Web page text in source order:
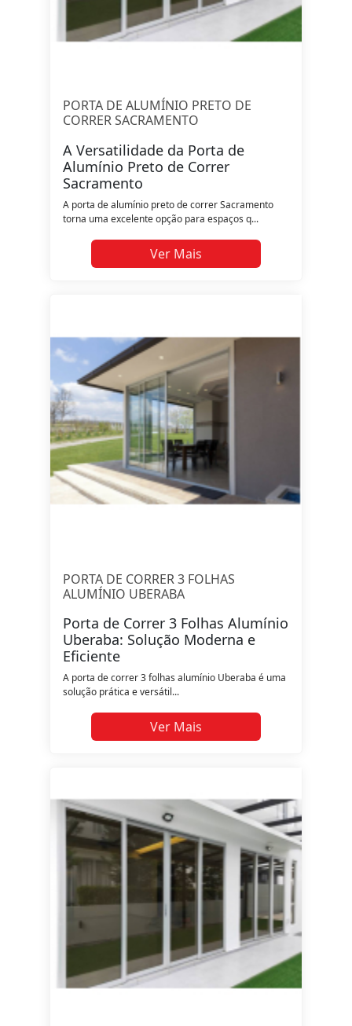
PORTA DE ALUMÍNIO PRETO DE
CORRER SACRAMENTO
A Versatilidade da Porta de
Alumínio Preto de Correr
Sacramento
A porta de alumínio preto de correr Sacramento
torna uma excelente opção para espaços q...
Ver Mais
PORTA DE CORRER 3 FOLHAS
ALUMÍNIO UBERABA
Porta de Correr 3 Folhas Alumínio
Uberaba: Solução Moderna e
Eficiente
A porta de correr 3 folhas alumínio Uberaba é uma
solução prática e versátil...
Ver Mais